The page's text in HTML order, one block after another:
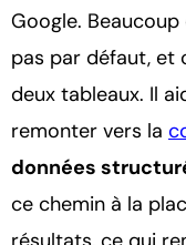
Google.
pas par défaut, et
deux tableaux. Il
remonter vers la
données
ce chemin à la